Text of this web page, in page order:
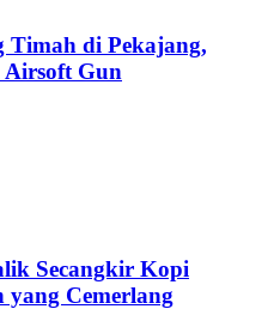
Timah di Pekajang,
Airsoft Gun
Secangkir Kopi
yang Cemerlang